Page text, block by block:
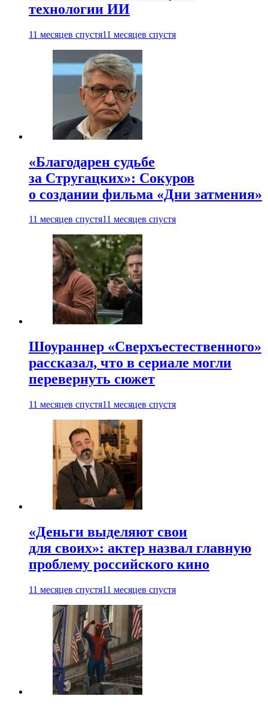
технологии ИИ
11 месяцев спустя11 месяцев спустя
«Благодарен судьбе
за Стругацких»: Сокуров
о создании фильма «Дни затмения»
11 месяцев спустя11 месяцев спустя
Шоураннер «Сверхъестественного»
рассказал, что в сериале могли
перевернуть сюжет
11 месяцев спустя11 месяцев спустя
«Деньги выделяют свои
для своих»: актер назвал главную
проблему российского кино
11 месяцев спустя11 месяцев спустя